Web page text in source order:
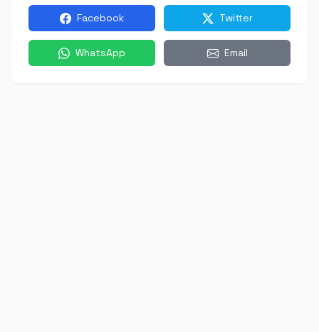
Facebook Twitter
WhatsApp Email